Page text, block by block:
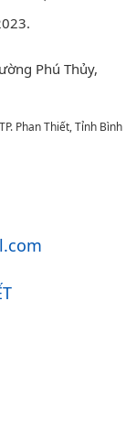
Phú Thủy,
Phan Thiết, Tỉnh Bình